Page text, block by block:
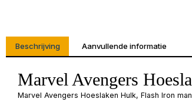
Beschrijving Aanvullende informatie
Marvel Avengers
Marvel Avengers Hoeslaken Hulk, Flash Iron